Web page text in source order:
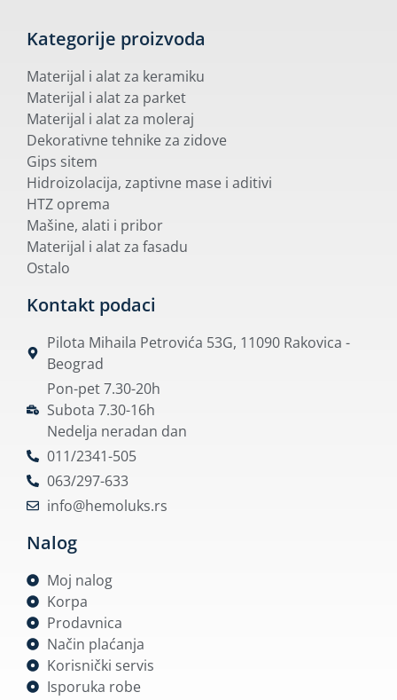
Kategorije proizvoda
Materijal i alat za keramiku
Materijal i alat za parket
Materijal i alat za moleraj
Dekorativne tehnike za zidove
Gips sitem
Hidroizolacija, zaptivne mase i aditivi
HTZ oprema
Mašine, alati i pribor
Materijal i alat za fasadu
Ostalo
Kontakt podaci
Pilota Mihaila Petrovića 53G, 11090 Rakovica -
Beograd
Pon-pet 7.30-20h
Subota 7.30-16h
Nedelja neradan dan
011/2341-505
063/297-633
info@hemoluks.rs
Nalog
Moj nalog
Korpa
Prodavnica
Način plaćanja
Korisnički servis
Isporuka robe